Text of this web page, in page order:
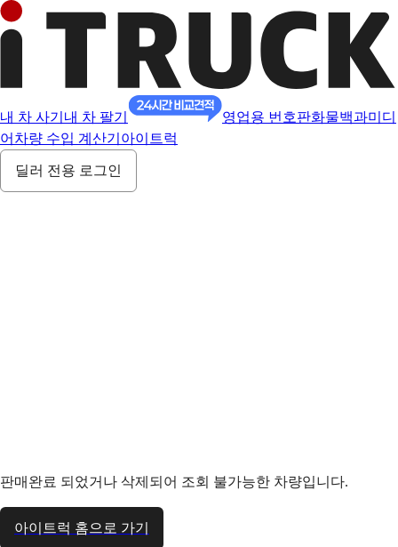
내 차 사기 내 차 팔기 영업용 번호판화물백과미디
어 차량 수입 계산기 아이트럭
딜러 전용 로그인
판매완료 되었거나 삭제되어 조회 불가능한 차량입니다.
아이트럭 홈으로 가기